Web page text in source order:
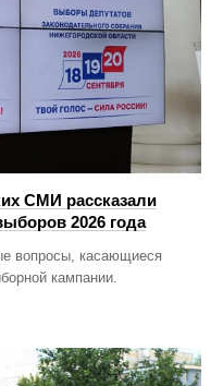
СМИ рассказали
2026 года
вопросы, касающиеся
кампании.